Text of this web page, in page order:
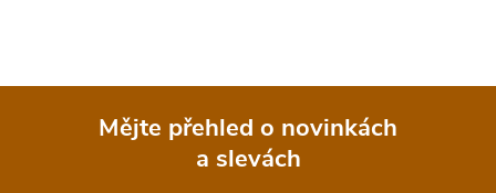
Mějte přehled o novinkách
a slevách